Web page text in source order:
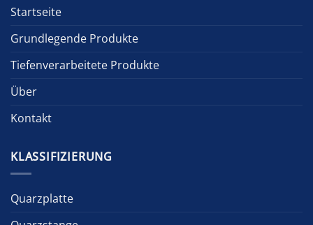
Startseite
Grundlegende Produkte
Tiefenverarbeitete Produkte
Über
Kontakt
KLASSIFIZIERUNG
Quarzplatte